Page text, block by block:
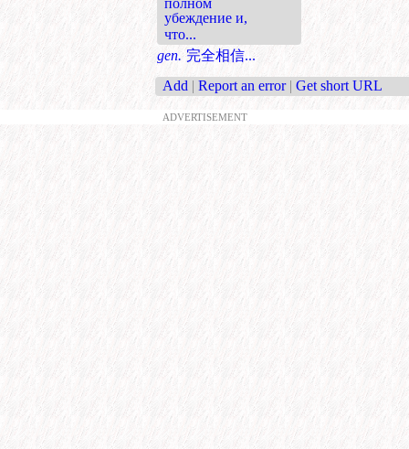
убеждение и,
что...
gen. 完全相信...
Add | Report an error | Get short URL
ADVERTISEMENT